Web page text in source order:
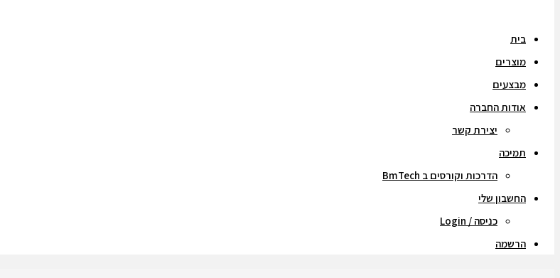
בית
מוצרים
מבצעים
אודות החברה
יצירת קשר
תמיכה
הדרכות וקורסים ב BmTech
החשבון שלי
כניסה / Login
הרשמה